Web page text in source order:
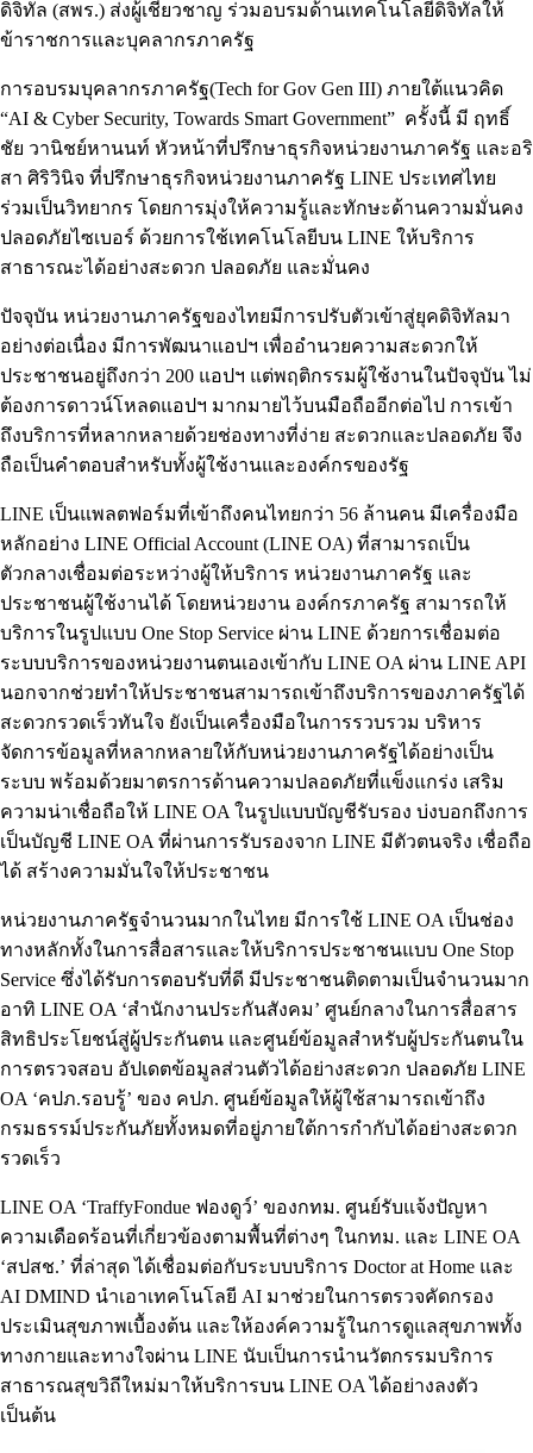
ดิจิทัล (สพร.) ส่งผู้เชี่ยวชาญ ร่วมอบรมด้านเทคโนโลยีดิจิทัลให้
ข้าราชการและบุคลากรภาครัฐ
การอบรมบุคลากรภาครัฐ(Tech for Gov Gen III) ภายใต้แนวคิด
“AI & Cyber Security, Towards Smart Government” ครั้งนี้ มี ฤทธิ์
ชัย วานิชย์หานนท์ หัวหน้าที่ปรึกษาธุรกิจหน่วยงานภาครัฐ และอริ
สา ศิริวินิจ ที่ปรึกษาธุรกิจหน่วยงานภาครัฐ LINE ประเทศไทย
ร่วมเป็นวิทยากร โดยการมุ่งให้ความรู้และทักษะด้านความมั่นคง
ปลอดภัยไซเบอร์ ด้วยการใช้เทคโนโลยีบน LINE ให้บริการ
สาธารณะได้อย่างสะดวก ปลอดภัย และมั่นคง
ปัจจุบัน หน่วยงานภาครัฐของไทยมีการปรับตัวเข้าสู่ยุคดิจิทัลมา
อย่างต่อเนื่อง มีการพัฒนาแอปฯ เพื่ออำนวยความสะดวกให้
ประชาชนอยู่ถึงกว่า 200 แอปฯ แต่พฤติกรรมผู้ใช้งานในปัจจุบัน ไม่
ต้องการดาวน์โหลดแอปฯ มากมายไว้บนมือถืออีกต่อไป การเข้า
ถึงบริการที่หลากหลายด้วยช่องทางที่ง่าย สะดวกและปลอดภัย จึง
ถือเป็นคำตอบสำหรับทั้งผู้ใช้งานและองค์กรของรัฐ
LINE เป็นแพลตฟอร์มที่เข้าถึงคนไทยกว่า 56 ล้านคน มีเครื่องมือ
หลักอย่าง LINE Official Account (LINE OA) ที่สามารถเป็น
ตัวกลางเชื่อมต่อระหว่างผู้ให้บริการ หน่วยงานภาครัฐ และ
ประชาชนผู้ใช้งานได้ โดยหน่วยงาน องค์กรภาครัฐ สามารถให้
บริการในรูปแบบ One Stop Service ผ่าน LINE ด้วยการเชื่อมต่อ
ระบบบริการของหน่วยงานตนเองเข้ากับ LINE OA ผ่าน LINE API
นอกจากช่วยทำให้ประชาชนสามารถเข้าถึงบริการของภาครัฐได้
สะดวกรวดเร็วทันใจ ยังเป็นเครื่องมือในการรวบรวม บริหาร
จัดการข้อมูลที่หลากหลายให้กับหน่วยงานภาครัฐได้อย่างเป็น
ระบบ พร้อมด้วยมาตรการด้านความปลอดภัยที่แข็งแกร่ง เสริม
ความน่าเชื่อถือให้ LINE OA ในรูปแบบบัญชีรับรอง บ่งบอกถึงการ
เป็นบัญชี LINE OA ที่ผ่านการรับรองจาก LINE มีตัวตนจริง เชื่อถือ
ได้ สร้างความมั่นใจให้ประชาชน
หน่วยงานภาครัฐจำนวนมากในไทย มีการใช้ LINE OA เป็นช่อง
ทางหลักทั้งในการสื่อสารและให้บริการประชาชนแบบ One Stop
Service ซึ่งได้รับการตอบรับที่ดี มีประชาชนติดตามเป็นจำนวนมาก
อาทิ LINE OA ‘สำนักงานประกันสังคม’ ศูนย์กลางในการสื่อสาร
สิทธิประโยชน์สู่ผู้ประกันตน และศูนย์ข้อมูลสำหรับผู้ประกันตนใน
การตรวจสอบ อัปเดตข้อมูลส่วนตัวได้อย่างสะดวก ปลอดภัย LINE
OA ‘คปภ.รอบรู้’ ของ คปภ. ศูนย์ข้อมูลให้ผู้ใช้สามารถเข้าถึง
กรมธรรม์ประกันภัยทั้งหมดที่อยู่ภายใต้การกำกับได้อย่างสะดวก
รวดเร็ว
LINE OA ‘TraffyFondue ฟองดูว์’ ของกทม. ศูนย์รับแจ้งปัญหา
ความเดือดร้อนที่เกี่ยวข้องตามพื้นที่ต่างๆ ในกทม. และ LINE OA
‘สปสช.’ ที่ล่าสุด ได้เชื่อมต่อกับระบบบริการ Doctor at Home และ
AI DMIND นำเอาเทคโนโลยี AI มาช่วยในการตรวจคัดกรอง
ประเมินสุขภาพเบื้องต้น และให้องค์ความรู้ในการดูแลสุขภาพทั้ง
ทางกายและทางใจผ่าน LINE นับเป็นการนำนวัตกรรมบริการ
สาธารณสุขวิถีใหม่มาให้บริการบน LINE OA ได้อย่างลงตัว
เป็นต้น